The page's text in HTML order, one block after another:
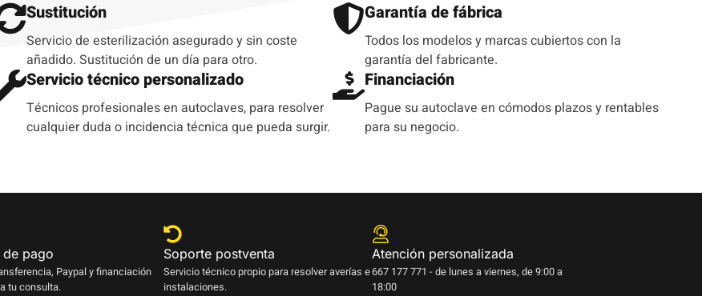
Sustitución
Servicio de esterilización asegurado y sin coste
añadido. Sustitución de un día para otro.
Garantía de fábrica
Todos los modelos y marcas cubiertos con la
garantía del fabricante.
Servicio técnico personalizado
Técnicos profesionales en autoclaves, para resolver
cualquier duda o incidencia técnica que pueda surgir.
Financiación
Pague su autoclave en cómodos plazos y rentables
para su negocio.
de pago
Paypal y financiación
tu consulta.
Soporte postventa
Servicio técnico propio para resolver averías e
instalaciones.
Atención personalizada
667 177 771 - de lunes a viernes, de 9:00 a
18:00